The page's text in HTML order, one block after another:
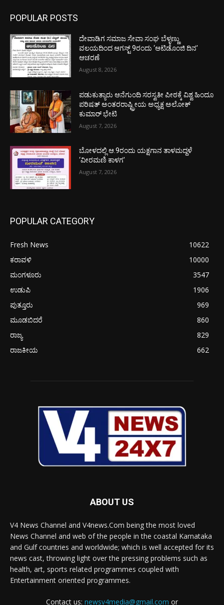
POPULAR POSTS
ದೇವಾಡಿಗ ಸಮಾಜ ಸೇವಾ ಸಂಘ ಬೆಳ್ಳಣ್ಣು
ವಲಯದಿಂದ ಆಗಸ್ಟ್ 9ರಂದು ‘ಆಟಿಡೊಂಜಿ ದಿನ’
ಆಚರಣೆ
August 8, 2026
ಪಡುಕುತ್ಯಾರು ಆನೆಗುಂದಿ ಸರಸ್ವತೀ ಪೀಠಕ್ಕೆ ವಿಶ್ವ ಹಿಂದೂ
ಪರಿಷತ್ ಅಂತರರಾಷ್ಟ್ರೀಯ ಅಧ್ಯಕ್ಷ ಅಲೋಕ್
ಕುಮಾರ್ ಭೇಟಿ
August 7, 2026
ಬೋಳದಲ್ಲಿ ಆ.9ರಂದು ಯಕ್ಷಗಾನ ತಾಳಮದ್ದಳೆ
‘ವೀರಮಣಿ ಕಾಳಗ’
August 7, 2026
POPULAR CATEGORY
Fresh News
10622
ಕರಾವಳಿ
10000
ಮಂಗಳೂರು
3547
ಉಡುಪಿ
1906
ಪುತ್ತೂರು
969
ಮೂಡಬಿದರೆ
860
ರಾಜ್ಯ
829
ರಾಜಕೀಯ
662
ABOUT US
V4 News Channel and V4news.Com being the most loved
News Channel and web of the people in the coastal Karnataka
and Gulf countries and worldwide; which is well accepted for its
news cast, throwing light over the pressing problems such as
health, art, sports related programmes coupled with
Entertainment oriented programmes.
Contact us: newsv4media@gmail.com or